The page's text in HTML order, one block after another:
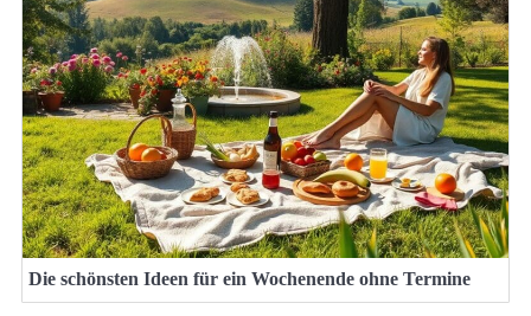
Die schönsten Ideen für ein Wochenende ohne Termine